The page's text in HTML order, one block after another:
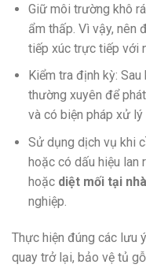
Giữ môi trường khô
ẩm thấp. Vì vậy, nên
tiếp xúc trực tiếp với
Kiểm tra định kỳ:
thường xuyên để
và có biện pháp xử lý
Sử dụng dịch vụ khi
hoặc có dấu hiệu lan
hoặc diệt mối tại nhà
nghiệp.
Thực hiện đúng các lưu
quay trở lại, bảo vệ tủ